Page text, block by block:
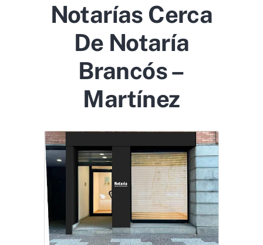
Notarías Cerca
De Notaría
Brancós –
Martínez